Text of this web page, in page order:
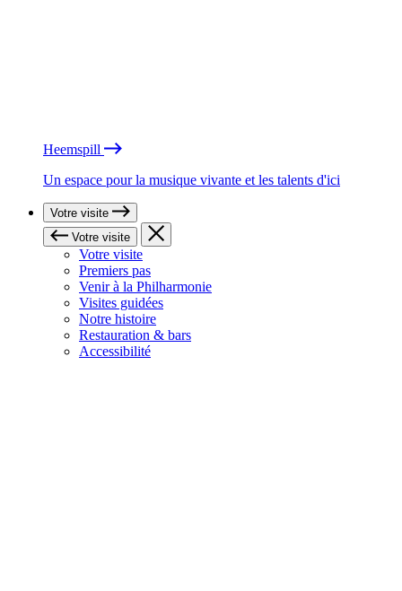
Heemspill
Un espace pour la musique vivante et les talents d'ici
Votre visite
Votre visite
Votre visite
Premiers pas
Venir à la Philharmonie
Visites guidées
Notre histoire
Restauration & bars
Accessibilité